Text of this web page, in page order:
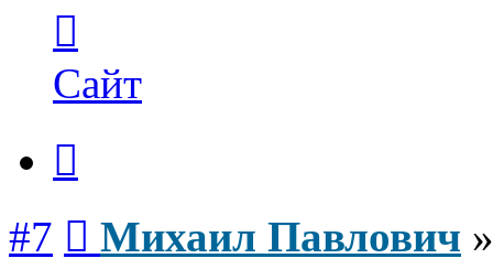
пользователя
Михаил
Павлович
Сайт
#7 Михаил Павлович